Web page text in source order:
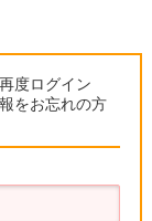
度ログイン
をお忘れの方